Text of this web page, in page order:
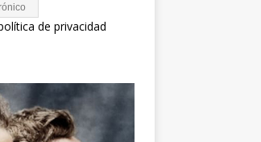
de privacidad